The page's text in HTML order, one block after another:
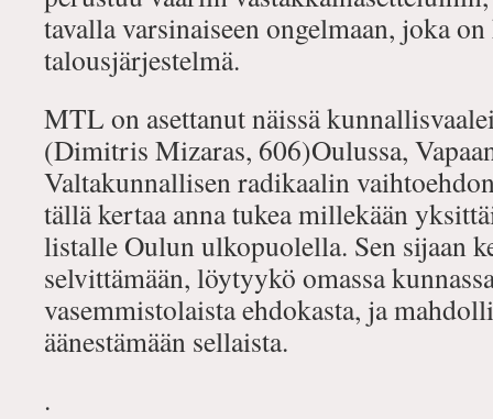
tavalla varsinaiseen ongelmaan, joka
talousjärjestelmä.
MTL on asettanut näissä
(Dimitris Mizaras, 606)Oulussa,
Valtakunnallisen radikaalin
tällä kertaa anna tukea millekään
listalle Oulun ulkopuolella. Sen sijaan
selvittämään, löytyykö omassa
vasemmistolaista ehdokasta, ja
äänestämään sellaista.
.